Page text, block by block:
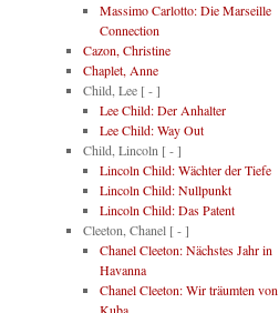
Massimo Carlotto: Die Marseille
Connection
Cazon, Christine
Chaplet, Anne
Child, Lee [ - ]
Lee Child: Der Anhalter
Lee Child: Way Out
Child, Lincoln [ - ]
Lincoln Child: Wächter der Tiefe
Lincoln Child: Nullpunkt
Lincoln Child: Das Patent
Cleeton, Chanel [ - ]
Chanel Cleeton: Nächstes Jahr in
Havanna
Chanel Cleeton: Wir träumten von